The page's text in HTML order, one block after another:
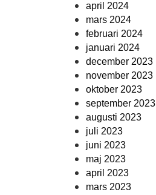
april 2024
mars 2024
februari 2024
januari 2024
december 2023
november 2023
oktober 2023
september 2023
augusti 2023
juli 2023
juni 2023
maj 2023
april 2023
mars 2023